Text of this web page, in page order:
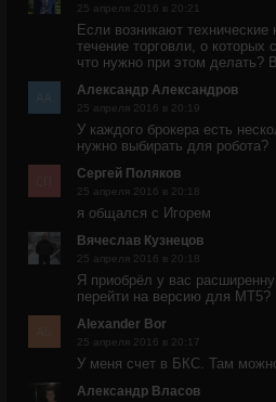
25 апреля 2016 в 20:21
Если возникают
течение торговли, о которых
что нужно при этом делать?
Александр Александров
25 апреля 2016 в 20:19
У каждого брокера есть
нужно выбирать для робота?
Сергей Поляков
25 апреля 2016 в 20:18
я общался с Игорем
Вячеслав Кузнецов
25 апреля 2016 в 20:18
Я приобрёл у вас
перейти на версию для МТ5?
Alexander Bor
25 апреля 2016 в 20:17
У меня счет в БКС. Там
Александр Власов